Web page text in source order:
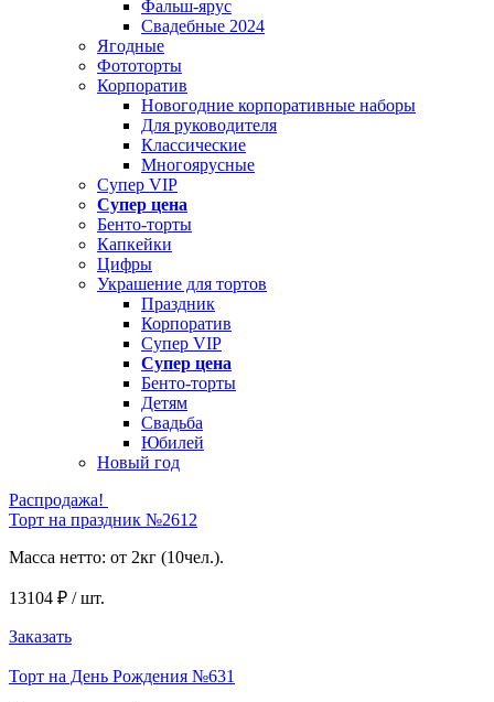
Фальш-ярус
Свадебные 2024
Ягодные
Фототорты
Корпоратив
Новогодние корпоративные наборы
Для руководителя
Классические
Многоярусные
Супер VIP
Супер цена
Бенто-торты
Капкейки
Цифры
Украшение для тортов
Праздник
Корпоратив
Супер VIP
Супер цена
Бенто-торты
Детям
Свадьба
Юбилей
Новый год
Распродажа!
Торт на праздник №2612
Масса нетто: от 2кг (10чел.).
13104 ₽ / шт.
Заказать
Торт на День Рождения №631